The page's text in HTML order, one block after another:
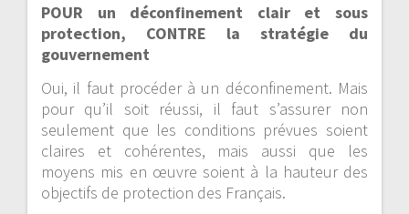
POUR un déconfinement clair et sous
protection, CONTRE la stratégie du
gouvernement
Oui, il faut procéder à un déconfinement. Mais
pour qu’il soit réussi, il faut s’assurer non
seulement que les conditions prévues soient
claires et cohérentes, mais aussi que les
moyens mis en œuvre soient à la hauteur des
objectifs de protection des Français.